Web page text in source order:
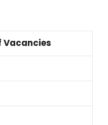
Vacancies